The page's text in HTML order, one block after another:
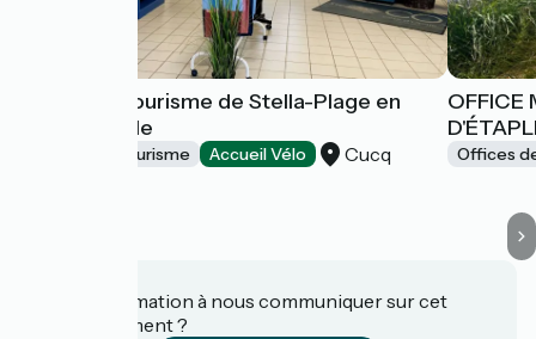
Office de Tourisme de Stella-Plage en
Côte d'Opale
Offices de Tourisme Accueil Vélo Cucq
OFFICE
Offices
Une information à nous communiquer sur cet
établissement ?